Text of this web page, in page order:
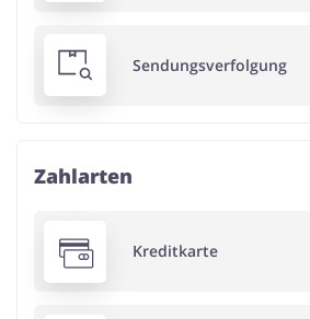
Sendungsverfolgung
Zahlarten
Kreditkarte